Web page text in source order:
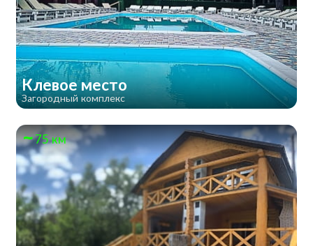
Клевое место
Загородный комплекс
75 км